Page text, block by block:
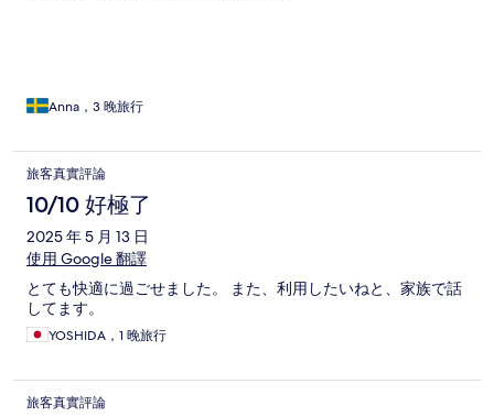
Anna，3 晚旅行
旅客真實評論
10/10 好極了
2025 年 5 月 13 日
使用 Google 翻譯
とても快適に過ごせました。 また、利用したいねと、家族で話
してます。
YOSHIDA，1 晚旅行
旅客真實評論